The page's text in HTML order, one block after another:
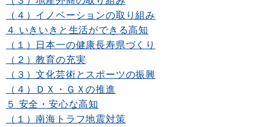
（４）イノベーションの取り組み
４ いきいきと生活ができる高知
（１）日本一の健康長寿県づくり
（２）教育の充実
（３）文化芸術とスポーツの振興
（４）ＤＸ・ＧＸの推進
５ 安全・安心な高知
（１）南海トラフ地震対策